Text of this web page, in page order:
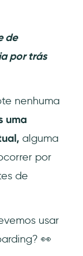
de
por trás
nenhuma
uma
alguma
por
de
usar
👀